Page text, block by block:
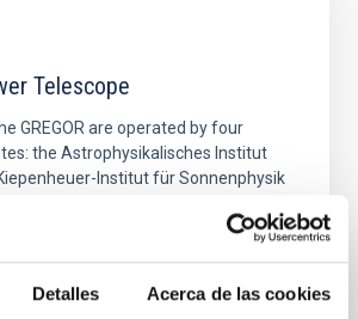
Detalles Acerca de las cookies
Telescope
GREGOR are operated by four
the Astrophysikalisches Institut
Institut für Sonnenphysik